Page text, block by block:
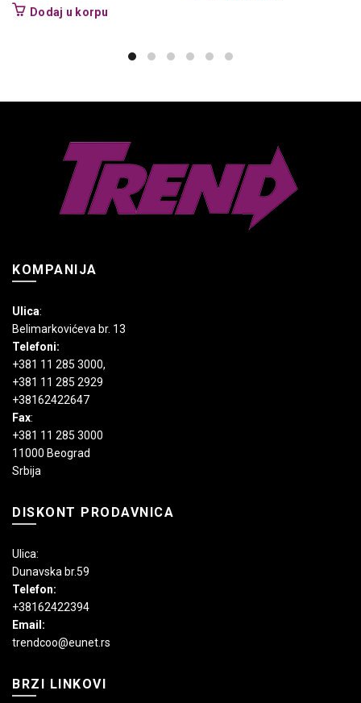
Dodaj u korpu
KOMPANIJA
Ulica:
Belimarkovićeva br. 13
Telefoni:
+381 11 285 3000,
+381 11 285 2929
+38162422647
Fax:
+381 11 285 3000
11000 Beograd
Srbija
DISKONT PRODAVNICA
Ulica:
Dunavska br.59
Telefon:
+38162422394
Email:
trendcoo@eunet.rs
BRZI LINKOVI